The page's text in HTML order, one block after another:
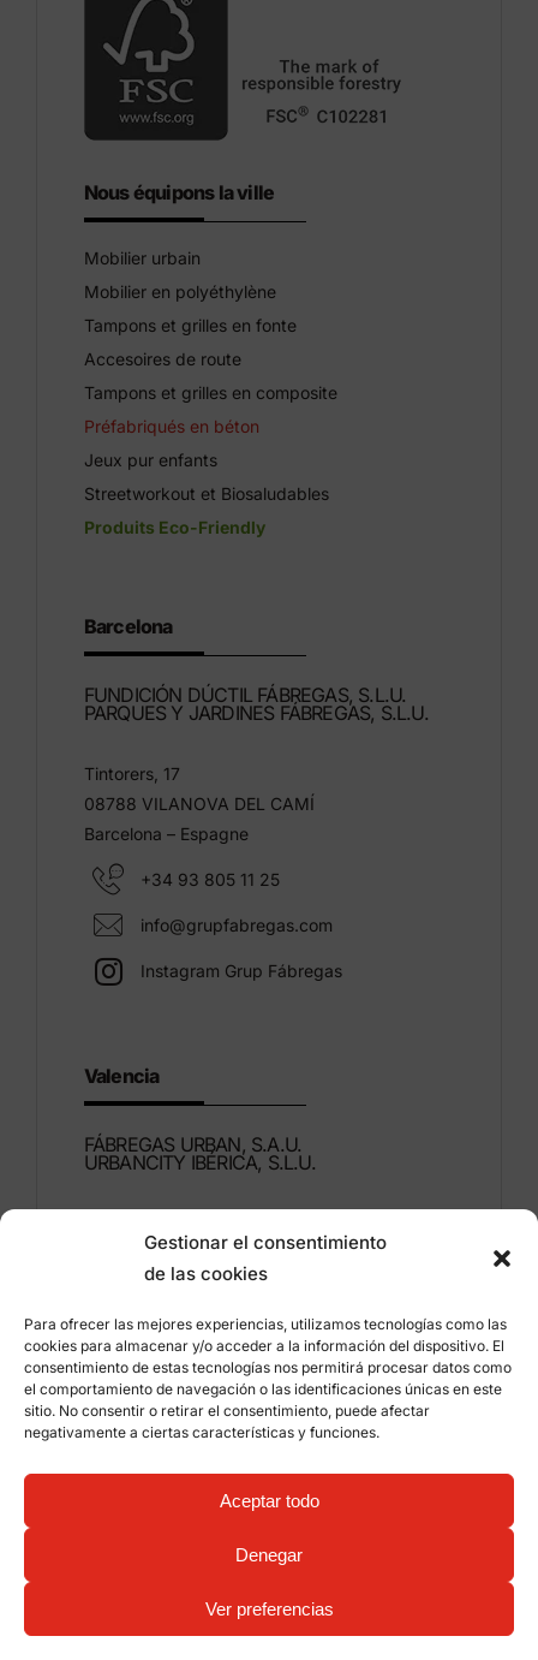
Gestionar el consentimiento
de las cookies
Para ofrecer las mejores experiencias, utilizamos tecnologías como las
cookies para almacenar y/o acceder a la información del dispositivo. El
consentimiento de estas tecnologías nos permitirá procesar datos como
el comportamiento de navegación o las identificaciones únicas en este
sitio. No consentir o retirar el consentimiento, puede afectar
negativamente a ciertas características y funciones.
Aceptar todo
Denegar
Ver preferencias
Nous équipons la ville
Mobilier urbain
Mobilier en polyéthylène
Tampons et grilles en fonte
Accesoires de route
Tampons et grilles en composite
Préfabriqués en béton
Jeux pur enfants
Streetworkout et Biosaludables
Produits Eco-Friendly
Barcelona
FUNDICIÓN DÚCTIL FÁBREGAS, S.L.U.
PARQUES Y JARDINES FÁBREGAS, S.L.U.
Tintorers, 17
08788 VILANOVA DEL CAMÍ
Barcelona – Espagne
+34 93 805 11 25
info@grupfabregas.com
Instagram Grup Fábregas
Valencia
FÁBREGAS URBAN, S.A.U.
URBANCITY IBÉRICA, S.L.U.
46960 ALDAIA
Valencia – Espagne
+34 96 151 53 44
info@grupfabregas.com
Grup Fábregas
Accès concessionnaire
Avis légal
Politique de confidentialité
Informations sur les cookies
mobiliers urbains ECO Friendly –
qualitystudio